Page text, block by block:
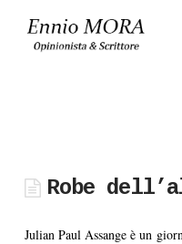
Ennio
Robe
Julian Paul Assange è un